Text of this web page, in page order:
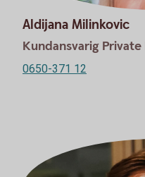
Aldijana Milinkovic
Kundansvarig Private
0650-371 12